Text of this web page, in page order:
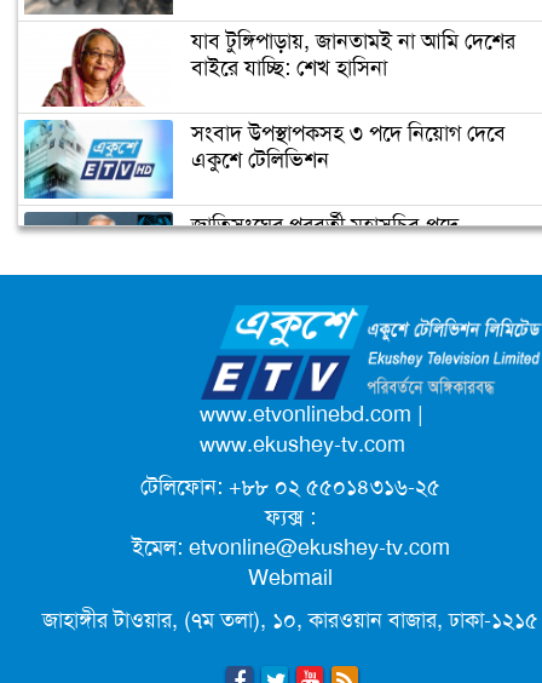
বড় চ্যালেঞ্জ: পলক
৯ ডিসেম্বর থেকে শুরু হচ্ছে ডিজিটাল ওয়ার্ল্ড
২০২০
বাস ও ট্রেনের জন্য গুগল ম্যাপসের নতুন
যাব টুঙ্গিপাড়ায়, জানতামই না আমি দেশের
বাইরে যাচ্ছি: শেখ হাসিনা
সংবাদ উপস্থাপকসহ ৩ পদে নিয়োগ দেবে
একুশে টেলিভিশন
জাতিসংঘের পরবর্তী মহাসচিব পদে
ক্যাম্পাস অ্যাম্বাসেডর নিয়োগ দিচ্ছে একুশে
টেলিভিশন
পদোন্নতি পেয়ে সচিব হলেন ২ কর্মকর্তা
লিগ্যাল এইডের মাধ্যমে সন্তান ফিরে পেল
সেই কিশোরী মা জুঁই
জেট ফুয়েলের দাম কমলো লিটারে ১৯ টাকা
www.etvonlinebd.com |
www.ekushey-tv.com
টেলিফোন: +৮৮ ০২ ৫৫০১৪৩১৬-২৫
ফ্যক্স :
ইমেল: etvonline@ekushey-tv.com
Webmail
জাহাঙ্গীর টাওয়ার, (৭ম তলা), ১০, কারওয়ান বাজার, ঢাকা-১২১৫